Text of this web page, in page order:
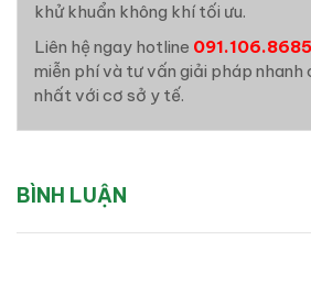
khử khuẩn không khí tối ưu.
Liên hệ ngay hotline 091.106.8685
miễn phí và tư vấn giải pháp nhanh
nhất với cơ sở y tế.
BÌNH LUẬN